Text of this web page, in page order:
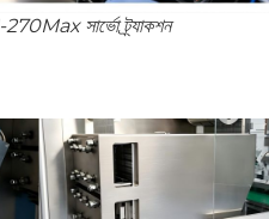
সার্ভো ট্র্যাকশন